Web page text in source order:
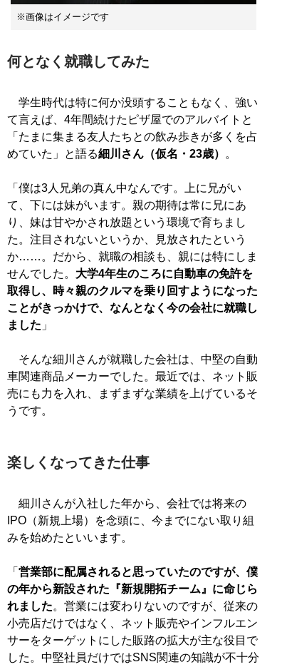
※画像はイメージです
何となく就職してみた
学生時代は特に何か没頭することもなく、強い
て言えば、4年間続けたピザ屋でのアルバイトと
「たまに集まる友人たちとの飲み歩きが多くを占
めていた」と語る細川さん（仮名・23歳） 。
「僕は3人兄弟の真ん中なんです。上に兄がい
て、下には妹がいます。親の期待は常に兄にあ
り、妹は甘やかされ放題という環境で育ちまし
た。注目されないというか、見放されたという
か……。だから、就職の相談も、親には特にしま
せんでした。 大学4年生のころに自動車の免許を
取得し、時々親のクルマを乗り回すようになった
ことがきっかけで、なんとなく今の会社に就職し
ました 」
そんな細川さんが就職した会社は、中堅の自動
車関連商品メーカーでした。最近では、ネット販
売にも力を入れ、まずまずな業績を上げているそ
うです。
楽しくなってきた仕事
細川さんが入社した年から、会社では将来の
IPO（新規上場）を念頭に、今までにない取り組
みを始めたといいます。
「 営業部に配属されると思っていたのですが、僕
の年から新設された『新規開拓チーム』に命じら
れました。営業には変わりないのですが、従来の
小売店だけではなく、ネット販売やインフルエン
サーをターゲットにした販路の拡大が主な役目で
した。中堅社員だけではSNS関連の知識が不十分